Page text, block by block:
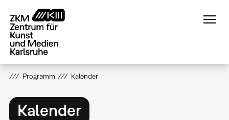
zum
Inhalt
Programm Kalender
Kalender